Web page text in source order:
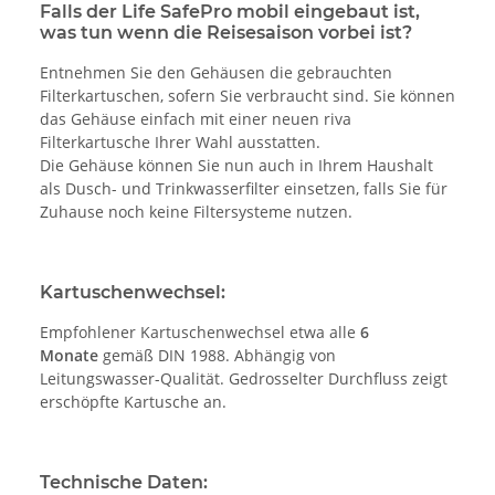
Falls der Life SafePro mobil eingebaut ist,
was tun wenn die Reisesaison vorbei ist?
Entnehmen Sie den Gehäusen die gebrauchten
Filterkartuschen, sofern Sie verbraucht sind. Sie können
das Gehäuse einfach mit einer neuen riva
Filterkartusche Ihrer Wahl ausstatten.
Die Gehäuse können Sie nun auch in Ihrem Haushalt
als Dusch- und Trinkwasserfilter einsetzen, falls Sie für
Zuhause noch keine Filtersysteme nutzen.
Kartuschenwechsel:
Empfohlener Kartuschenwechsel etwa alle 6
Monate gemäß DIN 1988. Abhängig von
Leitungswasser-Qualität. Gedrosselter Durchfluss zeigt
erschöpfte Kartusche an.
Technische Daten: